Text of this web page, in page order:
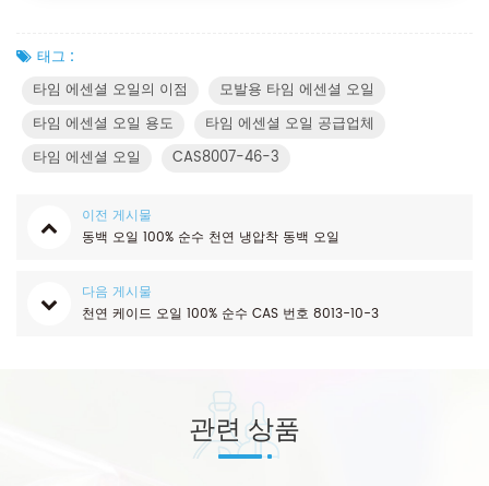
태그 :
타임 에센셜 오일의 이점
모발용 타임 에센셜 오일
타임 에센셜 오일 용도
타임 에센셜 오일 공급업체
타임 에센셜 오일
CAS8007-46-3
이전 게시물
동백 오일 100% 순수 천연 냉압착 동백 오일
다음 게시물
천연 케이드 오일 100% 순수 CAS 번호 8013-10-3
관련 상품